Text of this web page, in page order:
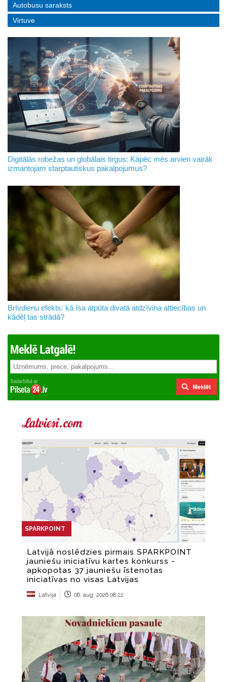
Autobusu saraksts
Virtuve
Digitālās robežas un globālais tirgus: Kāpēc mēs arvien vairāk
izmantojam starptautiskus pakalpojumus?
Brīvdienu efekts: kā īsa atpūta divatā atdzīvina attiecības un
kādēļ tas strādā?